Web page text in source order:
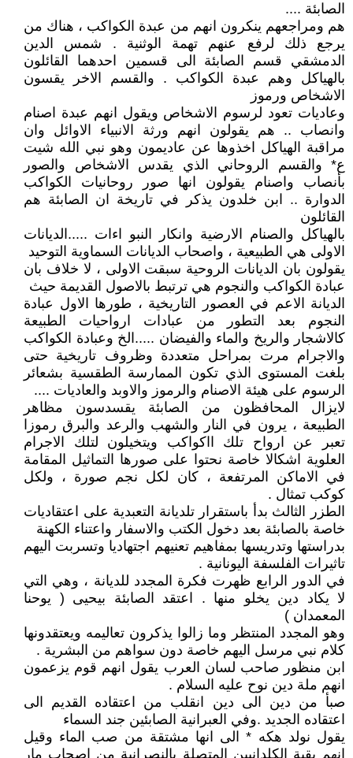
الصابئة ....
هم ومراجعهم ينكرون انهم من عبدة الكواكب ، هناك من
يرجع ذلك لرفع عنهم تهمة الوثنية . شمس الدين
الدمشقي قسم الصابئة الى قسمين احدهما القائلون
بالهياكل وهم عبدة الكواكب . والقسم الاخر يقسون
الاشخاص ورموز
وعاديات تعود لرسوم الاشخاص ويقول انهم عبدة اصنام
وانصاب .. هم يقولون انهم ورثة الانبياء الاوائل وان
مراقبة الهياكل اخذوها عن عاديمون وهو نبي الله شيت
ع* والقسم الروحاني الذي يقدس الاشخاص والصور
بأنصاب واصنام يقولون انها صور روحانيات الكواكب
الدوارة .. ابن خلدون يذكر في تاريخة ان الصابئة هم
القائلون
بالهياكل والصنام الارضية وانكار النبو اءات .....الديانات
الاولى هي الطبيعية ، واصحاب الديانات السماوية التوحيد
يقولون بان الديانات الروحية سبقت الاولى ، لا خلاف بان
عبادة الكواكب والنجوم هي ترتبط بالاصول القديمة حيث
الديانة الاعم في العصور التاريخية ، طورها الاول عبادة
النجوم بعد التطور من عبادات ارواحيات الطبيعة
كالاشجار والريخ والماء والفيضان .....الخ وعبادة الكواكب
والاجرام مرت بمراحل متعددة وظروف تاريخية حتى
بلغت المستوى الذي تكون الممارسة الطقسية بشعائر
الرسوم على هيئة الاصنام والرموز والاوبد والعاديات ....
لايزال المحافظون من الصابئة يقسدسون مظاهر
الطبيعة ، يرون في النار والشهب والرعد والبرق رموزا
تعبر عن ارواح تلك ااكواكب ويتخيلون لتلك الاجرام
العلوية اشكالا خاصة نحتوا على صورها التماثيل المقامة
في الاماكن المرتفعة ، كان لكل نجم صورة ، ولكل
كوكب تمثال .
الطزر الثالث بدأ باستقرار تلديانة التعبدية على اعتقاديات
خاصة بالصابئة بعد دخول الكتب والاسفار واعتناء الكهنة
بدراستها وتدريسها بمفاهيم تعنيهم اجتهاديا وتسربت اليهم
تاثيرات الفلسفة اليونانية .
في الدور الرابع ظهرت فكرة المجدد للديانة ، وهي التي
لا يكاد دين يخلو منها . اعتقد الصابئة بيحيى ( يوحنا
المعمدان )
وهو المجدد المنتظر وما زالوا يذكرون تعاليمه ويعتقدونها
كلام نبي مرسل اليهم خاصة دون سواهم من البشرية .
ابن منظور صاحب لسان العرب يقول انهم قوم يزعمون
انهم ملة دين نوح عليه السلام .
صبأ من دين الى دين انقلب من اعتقاده القديم الى
اعتقاده الجديد .وفي العبرانية الصابئين جند السماء
يقول نولد هكه * الى انها مشتقة من صب الماء وقيل
انهم بقية الكلدانيين المتصلة بالنصرانية من اصحاب مار